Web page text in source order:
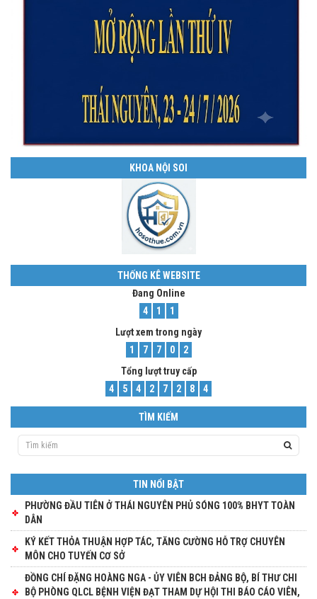
KHOA NỘI SOI
THỐNG KÊ WEBSITE
Đang Online
4
1
1
Lượt xem trong ngày
1
7 7 0
2
Tổng lượt truy cấp
4
5 4 2 7 2 8 4
TÌM KIẾM
TIN NỔI BẬT
PHƯỜNG ĐẦU TIÊN Ở THÁI NGUYÊN PHỦ SÓNG 100% BHYT TOÀN
DÂN
KÝ KẾT THỎA THUẬN HỢP TÁC, TĂNG CƯỜNG HỖ TRỢ CHUYÊN
MÔN CHO TUYẾN CƠ SỞ
ĐỒNG CHÍ ĐẶNG HOÀNG NGA - ỦY VIÊN BCH ĐẢNG BỘ, BÍ THƯ CHI
BỘ PHÒNG QLCL BỆNH VIỆN ĐẠT THAM DỰ HỘI THI BÁO CÁO VIÊN,